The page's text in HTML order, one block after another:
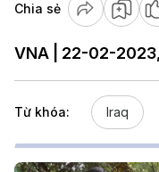
Chia sẻ
VNA | 22-02-
Từ khóa: Iraq